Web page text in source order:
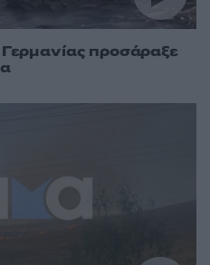
προσάραξε